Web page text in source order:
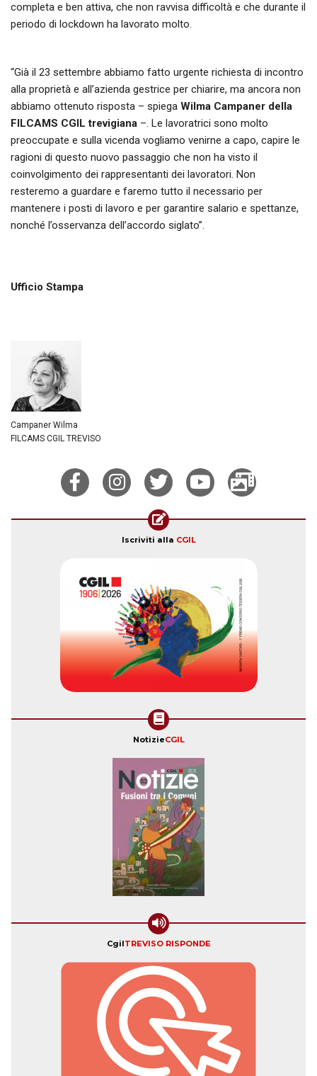
completa e ben attiva, che non ravvisa difficoltà e che durante il
periodo di lockdown ha lavorato molto.
“Già il 23 settembre abbiamo fatto urgente richiesta di incontro
alla proprietà e all’azienda gestrice per chiarire, ma ancora non
abbiamo ottenuto risposta – spiega Wilma Campaner della
FILCAMS CGIL trevigiana –. Le lavoratrici sono molto
preoccupate e sulla vicenda vogliamo venirne a capo, capire le
ragioni di questo nuovo passaggio che non ha visto il
coinvolgimento dei rappresentanti dei lavoratori. Non
resteremo a guardare e faremo tutto il necessario per
mantenere i posti di lavoro e per garantire salario e spettanze,
nonché l’osservanza dell’accordo siglato”.
Ufficio Stampa
Campaner Wilma
FILCAMS CGIL TREVISO
Iscriviti alla CGIL
NotizieCGIL
CgilTREVISO RISPONDE